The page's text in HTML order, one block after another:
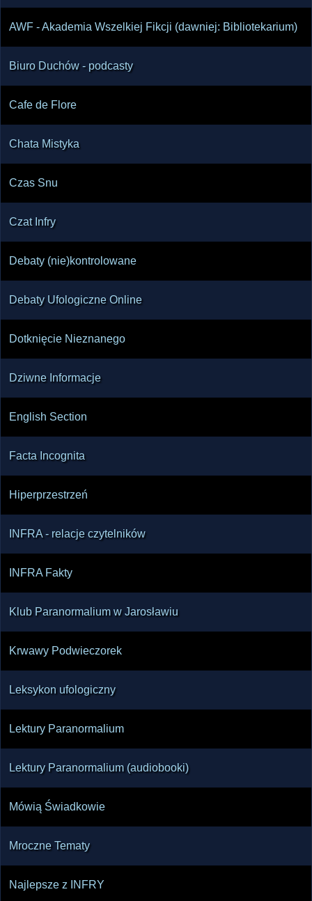
AWF - Akademia Wszelkiej Fikcji (dawniej: Bibliotekarium)
Biuro Duchów - podcasty
Cafe de Flore
Chata Mistyka
Czas Snu
Czat Infry
Debaty (nie)kontrolowane
Debaty Ufologiczne Online
Dotknięcie Nieznanego
Dziwne Informacje
English Section
Facta Incognita
Hiperprzestrzeń
INFRA - relacje czytelników
INFRA Fakty
Klub Paranormalium w Jarosławiu
Krwawy Podwieczorek
Leksykon ufologiczny
Lektury Paranormalium
Lektury Paranormalium (audiobooki)
Mówią Świadkowie
Mroczne Tematy
Najlepsze z INFRY